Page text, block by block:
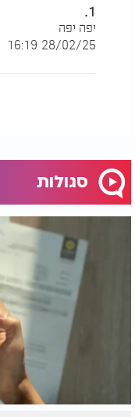
1.
יפה יפה
28/02/25 16:19
סגולות